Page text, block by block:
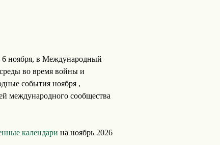
ноября, в Международный
во время войны и
события ноября ,
международного сообщества
календари на ноябрь 2026